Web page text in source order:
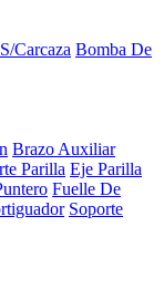
Carcaza Bomba De
Brazo Auxiliar
Parilla Eje Parilla
Fuelle De
Soporte